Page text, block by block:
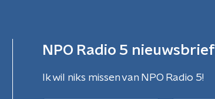
NPO Radio 5 nieuwsbrief
Ik wil niks missen van NPO Radio 5!